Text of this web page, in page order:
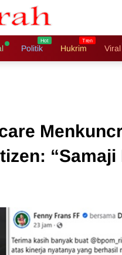
Politik Hukrim Viral
“Samaji